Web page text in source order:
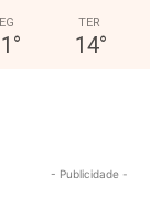
°
TER
14°
- Publicidade -